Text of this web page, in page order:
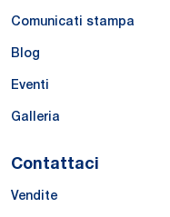
Comunicati stampa
Blog
Eventi
Galleria
Contattaci
Vendite